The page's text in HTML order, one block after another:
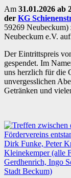
lädt
zum
Benefizkonzert
Am 31.01.2026 ab
der KG
59269 Neubeckum)
Neubeckum e.V.
Der Eintrittspreis
gespendet. Im
uns herzlich für die
unvergesslichen
Getränken und